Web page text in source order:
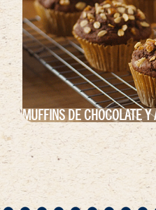
MUFFINS DE CHOCOLATE
Paginación